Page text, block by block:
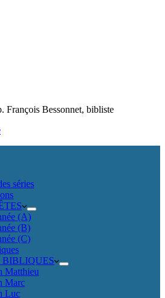
François Bessonnet, bibliste
séries
(A)
(B)
(C)
BIBLIQUES
Matthieu
Marc
Luc